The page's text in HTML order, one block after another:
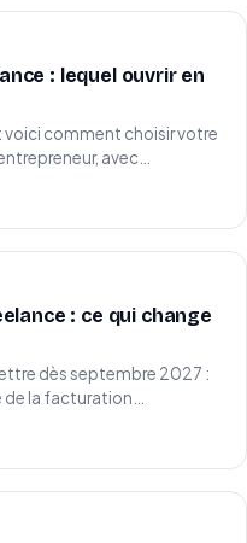
: lequel ouvrir en
voici comment choisir votre
avec…
: ce qui change
dès septembre 2027 :
la facturation…